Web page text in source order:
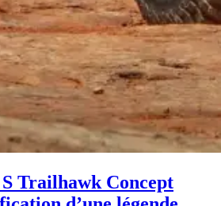
Trailhawk Concept